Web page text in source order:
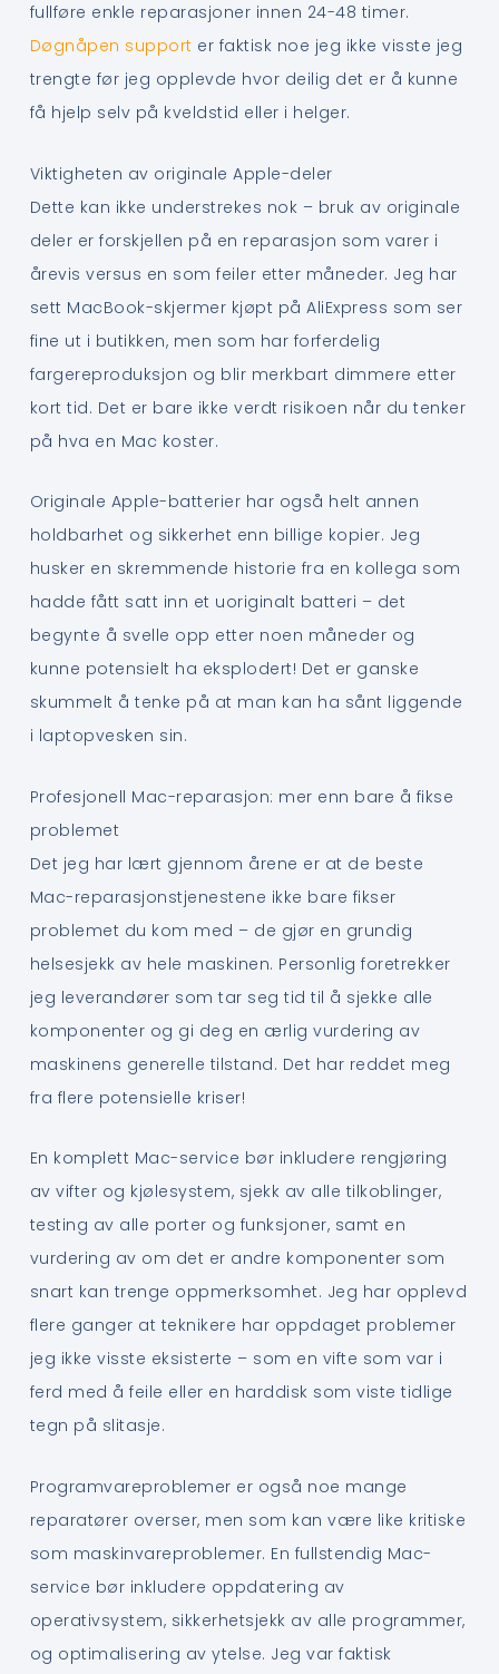
fullføre enkle reparasjoner innen 24-48 timer.
Døgnåpen support er faktisk noe jeg ikke visste jeg
trengte før jeg opplevde hvor deilig det er å kunne
få hjelp selv på kveldstid eller i helger.
Viktigheten av originale Apple-deler
Dette kan ikke understrekes nok – bruk av originale
deler er forskjellen på en reparasjon som varer i
årevis versus en som feiler etter måneder. Jeg har
sett MacBook-skjermer kjøpt på AliExpress som ser
fine ut i butikken, men som har forferdelig
fargereproduksjon og blir merkbart dimmere etter
kort tid. Det er bare ikke verdt risikoen når du tenker
på hva en Mac koster.
Originale Apple-batterier har også helt annen
holdbarhet og sikkerhet enn billige kopier. Jeg
husker en skremmende historie fra en kollega som
hadde fått satt inn et uoriginalt batteri – det
begynte å svelle opp etter noen måneder og
kunne potensielt ha eksplodert! Det er ganske
skummelt å tenke på at man kan ha sånt liggende
i laptopvesken sin.
Profesjonell Mac-reparasjon: mer enn bare å fikse
problemet
Det jeg har lært gjennom årene er at de beste
Mac-reparasjonstjenestene ikke bare fikser
problemet du kom med – de gjør en grundig
helsesjekk av hele maskinen. Personlig foretrekker
jeg leverandører som tar seg tid til å sjekke alle
komponenter og gi deg en ærlig vurdering av
maskinens generelle tilstand. Det har reddet meg
fra flere potensielle kriser!
En komplett Mac-service bør inkludere rengjøring
av vifter og kjølesystem, sjekk av alle tilkoblinger,
testing av alle porter og funksjoner, samt en
vurdering av om det er andre komponenter som
snart kan trenge oppmerksomhet. Jeg har opplevd
flere ganger at teknikere har oppdaget problemer
jeg ikke visste eksisterte – som en vifte som var i
ferd med å feile eller en harddisk som viste tidlige
tegn på slitasje.
Programvareproblemer er også noe mange
reparatører overser, men som kan være like kritiske
som maskinvareproblemer. En fullstendig Mac-
service bør inkludere oppdatering av
operativsystem, sikkerhetsjekk av alle programmer,
og optimalisering av ytelse. Jeg var faktisk